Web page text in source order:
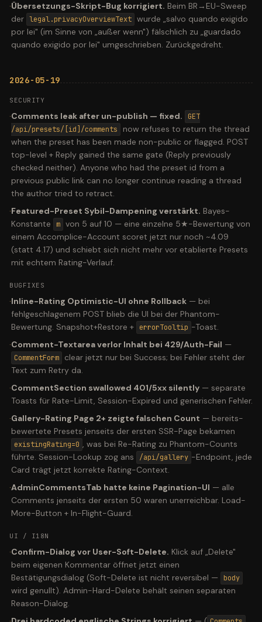
·Übersetzungs-Skript-Bug korrigiert. Beim BR→EU-Sweep
der legal.privacyOverviewText wurde „salvo quando exigido
por lei" (im Sinne von „außer wenn") fälschlich zu „guardado
quando exigido por lei" umgeschrieben. Zurückgedreht.
2026-05-19
SECURITY
·Comments leak after un-publish — fixed.
GET
/api/presets/[id]/comments
now refuses to return the thread
when the preset has been made non-public or flagged. POST
top-level + Reply gained the same gate (Reply previously
checked neither). Anyone who had the preset id from a
previous public link can no longer continue reading a thread
the author tried to retract.
·Featured-Preset Sybil-Dampening verstärkt. Bayes-
Konstante
m von 5 auf 10 — eine einzelne 5★-Bewertung von
einem Accomplice-Account scoret jetzt nur noch ~4.09
(statt 4.17) und schiebt sich nicht mehr vor etablierte Presets
mit echtem Rating-Verlauf.
BUGFIXES
·Inline-Rating Optimistic-UI ohne Rollback — bei
fehlgeschlagenem POST blieb die UI bei der Phantom-
Bewertung. Snapshot+Restore +
errorTooltip -Toast.
·Comment-Textarea verlor Inhalt bei 429/Auth-Fail —
CommentForm
clear jetzt nur bei Success; bei Fehler steht der
Text zum Retry da.
·CommentSection swallowed 401/5xx silently — separate
Toasts für Rate-Limit, Session-Expired und generischen Fehler.
·Gallery-Rating Page 2+ zeigte falschen Count — bereits-
bewertete Presets jenseits der ersten SSR-Page bekamen
existingRating=0 , was bei Re-Rating zu Phantom-Counts
führte. Session-Lookup zog ans
/api/gallery -Endpoint, jede
Card trägt jetzt korrekte Rating-Context.
·AdminCommentsTab hatte keine Pagination-UI — alle
Comments jenseits der ersten 50 waren unerreichbar. Load-
More-Button + In-Flight-Guard.
UI / I18N
·Confirm-Dialog vor User-Soft-Delete. Klick auf „Delete"
beim eigenen Kommentar öffnet jetzt einen
Bestätigungsdialog (Soft-Delete ist nicht reversibel —
body
wird genullt). Admin-Hard-Delete behält seinen separaten
Reason-Dialog.